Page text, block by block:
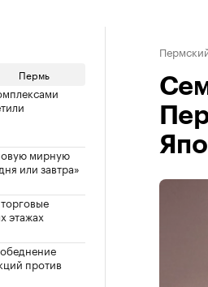
Пермь
мирную
или завтра»
этажах
против